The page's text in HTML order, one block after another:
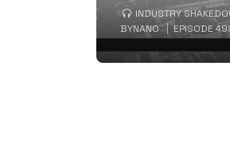
INDUSTRY
BYNANO EPISODE